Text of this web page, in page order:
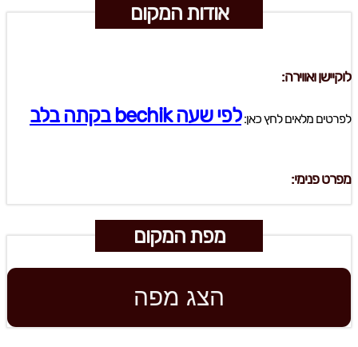
אודות המקום
לוקיישן ואווירה:
לפרטים מלאים לחץ כאן:לפי שעה bechik בקתה בלב
מפרט פנימי:
מפת המקום
הצג מפה